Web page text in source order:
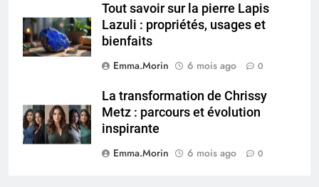
Tout savoir sur la pierre Lapis
Lazuli : propriétés, usages et
bienfaits
Emma.Morin
6 mois ago 0
La transformation de Chrissy
Metz : parcours et évolution
inspirante
Emma.Morin
6 mois ago 0